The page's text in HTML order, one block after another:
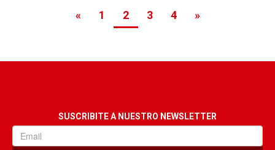
« 1 2 3 4 »
SUSCRIBITE A NUESTRO NEWSLETTER